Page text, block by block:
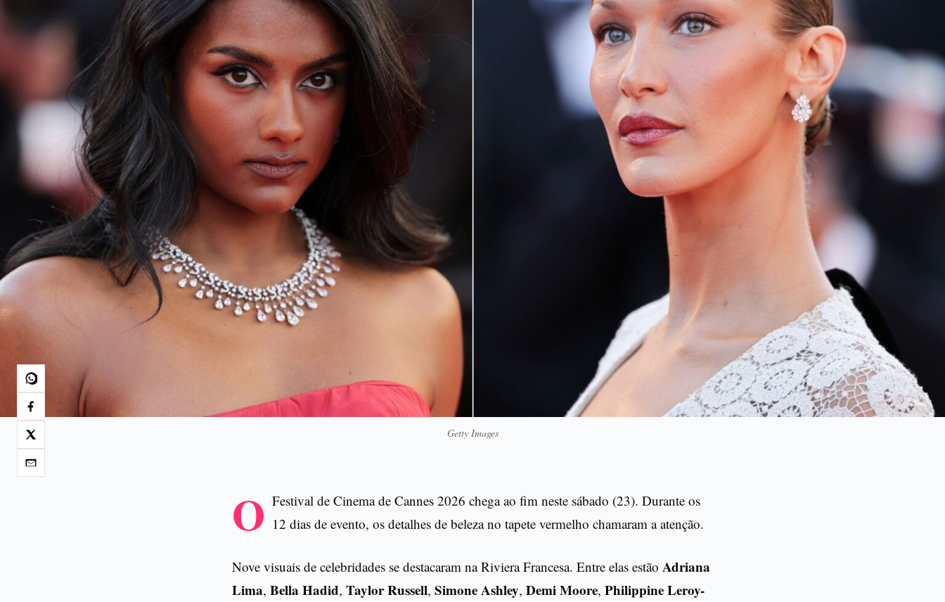
Getty Images
O Festival de Cinema de Cannes 2026 chega ao fim neste sábado (23). Durante os
12 dias de evento, os detalhes de beleza no tapete vermelho chamaram a atenção.
Nove visuais de celebridades se destacaram na Riviera Francesa. Entre elas estão Adriana
Lima, Bella Hadid, Taylor Russell, Simone Ashley, Demi Moore, Philippine Leroy-